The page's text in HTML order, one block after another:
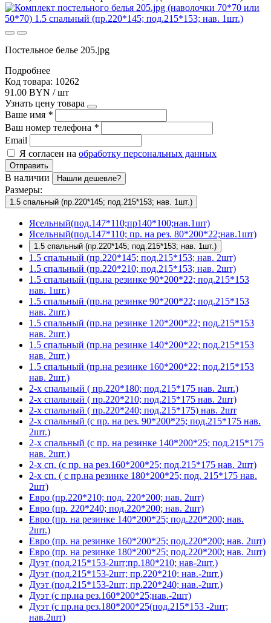
Постельное белье 205.jpg
Подробнее
Код товара: 10262
91.00 BYN / шт
Узнать цену товара
Ваше имя *
Ваш номер телефона *
Email
Я согласен на обработку персональных данных
Отправить
В наличии Нашли дешевле?
Размеры:
1.5 спальный (пр.220*145; под.215*153; нав. 1шт.)
Ясельный(под.147*110;пр140*100;нав.1шт)
Ясельный(под.147*110; пр. на рез. 80*200*22;нав.1шт)
1.5 спальный (пр.220*145; под.215*153; нав. 1шт.)
1.5 спальный (пр.220*145; под.215*153; нав. 2шт)
1.5 спальный (пр.220*210; под.215*153; нав. 2шт)
1.5 спальный (пр.на резинке 90*200*22; под.215*153
нав. 1шт.)
1.5 спальный (пр.на резинке 90*200*22; под.215*153
нав. 2шт.)
1.5 спальный (пр.на резинке 120*200*22; под.215*153
нав. 2шт.)
1.5 спальный (пр.на резинке 140*200*22; под.215*153
нав. 2шт.)
1.5 спальный (пр.на резинке 160*200*22; под.215*153
нав. 2шт.)
2-х спальный ( пр.220*180; под.215*175 нав. 2шт.)
2-х спальный ( пр.220*210; под.215*175 нав. 2шт)
2-х спальный ( пр.220*240; под.215*175) нав. 2шт
2-х спальный (с пр. на рез. 90*200*25; под.215*175 нав.
2шт.)
2-х спальный (с пр. на резинке 140*200*25; под.215*175
нав. 2шт.)
2-х сп. (с пр. на рез.160*200*25; под.215*175 нав. 2шт)
2-х сп. ( с пр.на резинке 180*200*25; под. 215*175 нав.
2шт)
Евро (пр.220*210; под. 220*200; нав. 2шт)
Евро (пр. 220*240; под.220*200; нав. 2шт)
Евро (пр. на резинке 140*200*25; под.220*200; нав.
2шт.)
Евро (пр. на резинке 160*200*25; под.220*200; нав. 2шт)
Евро (пр. на резинке 180*200*25; под.220*200; нав. 2шт)
Дуэт (под.215*153-2шт;пр.180*210; нав-2шт.)
Дуэт (под.215*153-2шт; пр.220*210; нав.-2шт.)
Дуэт (под.215*153-2шт; пр.220*240; нав.-2шт.)
Дуэт (с пр.на рез.160*200*25;нав.-2шт)
Дуэт (с пр.на рез.180*200*25(под.215*153 -2шт;
нав.2шт)